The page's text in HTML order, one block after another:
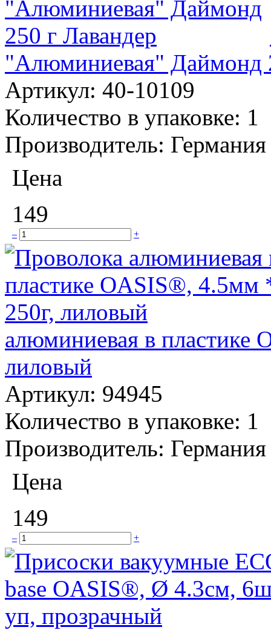
"Алюминиевая" Даймонд
Артикул: 40-10109
Количество в упаковке: 1
Производитель: Германия
Цена
149
– +
алюминиевая в
лиловый
Артикул: 94945
Количество в упаковке: 1
Производитель: Германия
Цена
149
– +